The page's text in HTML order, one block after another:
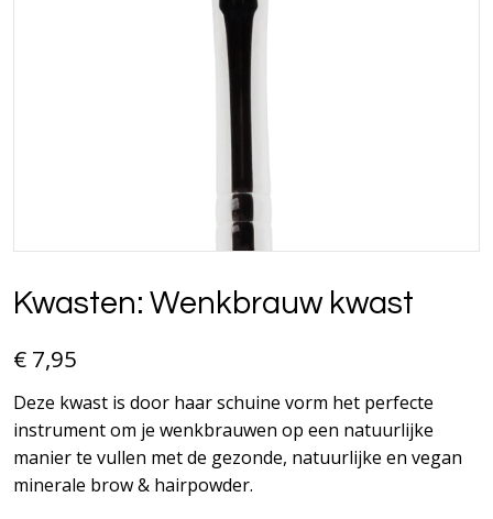
Kwasten: Wenkbrauw kwast
€ 7,95
Deze kwast is door haar schuine vorm het perfecte
instrument om je wenkbrauwen op een natuurlijke
manier te vullen met de gezonde, natuurlijke en vegan
minerale brow & hairpowder.